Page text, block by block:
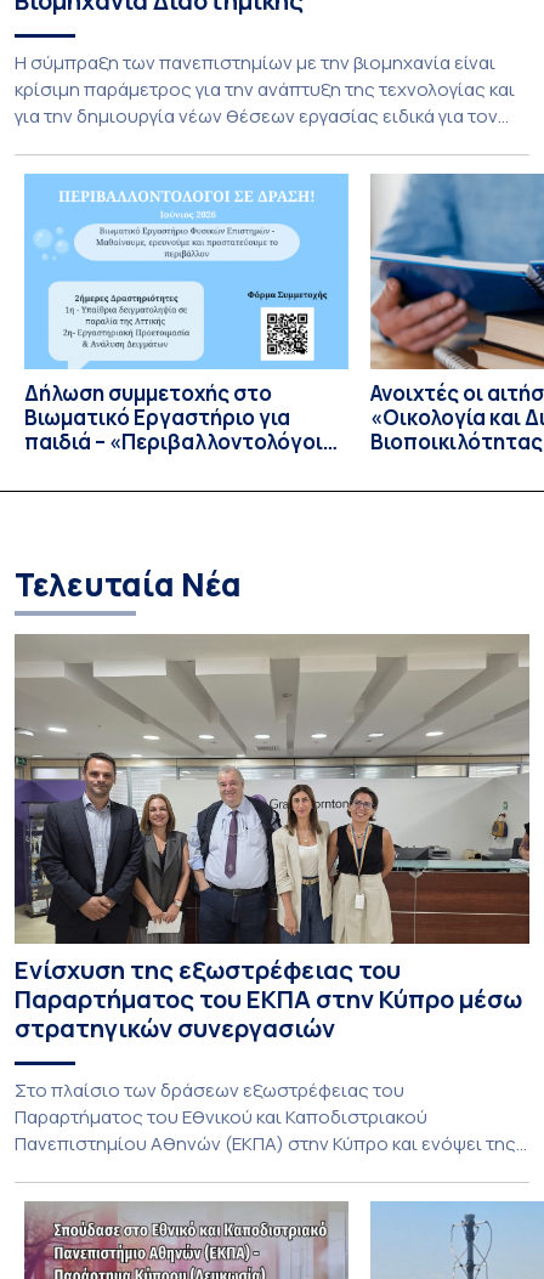
Η σύμπραξη των πανεπιστημίων με την βιομηχανία είναι
κρίσιμη παράμετρος για την ανάπτυξη της τεχνολογίας και
για την δημιουργία νέων θέσεων εργασίας ειδικά για τον
Επιστήμης & Τεχνολογίας Εθνικού και Καποδιστριακού
Πανεπιστημίου Αθηνών καινοτομεί και εγκαινιάζει μία νέα
εποχή στην συνεργασία με την Ελληνική βιομηχανία
Διαστημικής με την προσφορά […]
Δήλωση συμμετοχής στο
Bιωματικό Eργαστήριο για
παιδιά – «Περιβαλλοντολόγοι
Ανοιχτές οι
«Οικολογία και
Τελευταία Νέα
Ενίσχυση της εξωστρέφειας του
Παραρτήματος του ΕΚΠΑ στην Κύπρο μέσω
στρατηγικών συνεργασιών
Στο πλαίσιο των δράσεων εξωστρέφειας του
Παραρτήματος του Εθνικού και Καποδιστριακού
Πανεπιστημίου Αθηνών (ΕΚΠΑ) στην Κύπρο και ενόψει της
Τμήματος Οικονομικών Επιστημών και του Τμήματος
Διοίκησης Επιχειρήσεων και Οργανισμών τον Σεπτέμβριο
του 2026, ο Κοσμήτορας της Σχολής Οικονομικών και